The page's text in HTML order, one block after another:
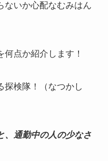
ないか心配なむみはん
点か紹介します！
探検隊！（なつかし
、通勤中の人の少なさ